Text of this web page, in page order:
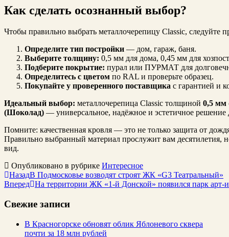
Как сделать осознанный выбор?
Чтобы правильно выбрать металлочерепицу Classic, следуйте
Определите тип постройки — дом, гараж, баня.
Выберите толщину: 0,5 мм для дома, 0,45 мм для
Подберите покрытие: пурал или ПУРМАТ для
Определитесь с цветом по RAL и проверьте образец.
Покупайте у проверенного поставщика с гарантией и
Идеальный выбор: металлочерепица Classic толщиной 0,5 мм
(Шоколад) — универсальное, надёжное и эстетичное
Помните: качественная кровля — это не только защита от
Правильно выбранный материал прослужит вам десятилетия,
вид.
Опубликовано в рубрике Интересное
НазадВ Подмосковье возводят строят ЖК «G3 Театральный»
Вперед На территории ЖК «1-й Донской» появился парк арт-
Свежие записи
В Красногорске обновят облик Яблоневого сквера
почти за 18 млн рублей